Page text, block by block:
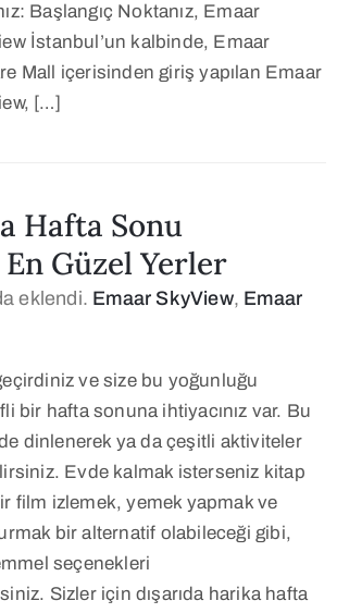
Başlangıç Noktanız, Emaar
İstanbul’un kalbinde, Emaar
Mall içerisinden giriş yapılan Emaar
[…]
Hafta Sonu
Güzel Yerler
eklendi. Emaar SkyView, Emaar
ve size bu yoğunluğu
bir hafta sonuna ihtiyacınız var. Bu
dinlenerek ya da çeşitli aktiviteler
Evde kalmak isterseniz kitap
film izlemek, yemek yapmak ve
bir alternatif olabileceği gibi,
seçenekleri
Sizler için dışarıda harika hafta